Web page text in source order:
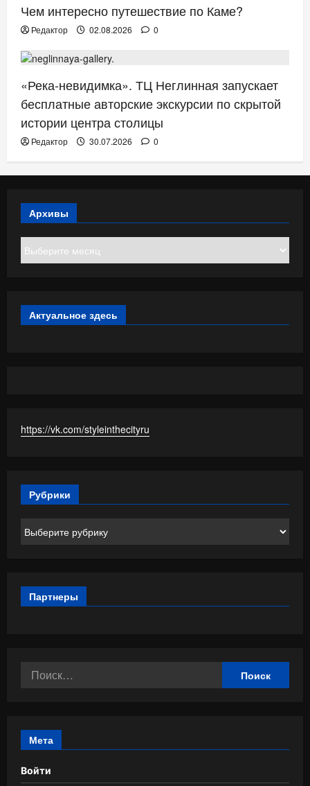
Чем интересно путешествие по Каме?
Редактор 02.08.2026
0
«Река-невидимка». ТЦ Неглинная запускает
бесплатные авторские экскурсии по скрытой
истории центра столицы
Редактор 30.07.2026 0
Архивы
Актуальное здесь
https://vk.com/styleinthecityru
Рубрики
Партнеры
Найти:
Мета
Войти